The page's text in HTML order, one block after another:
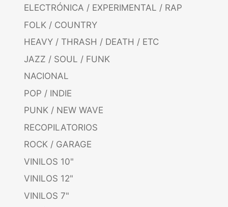
ELECTRÓNICA / EXPERIMENTAL / RAP
FOLK / COUNTRY
HEAVY / THRASH / DEATH / ETC
JAZZ / SOUL / FUNK
NACIONAL
POP / INDIE
PUNK / NEW WAVE
RECOPILATORIOS
ROCK / GARAGE
VINILOS 10"
VINILOS 12"
VINILOS 7"